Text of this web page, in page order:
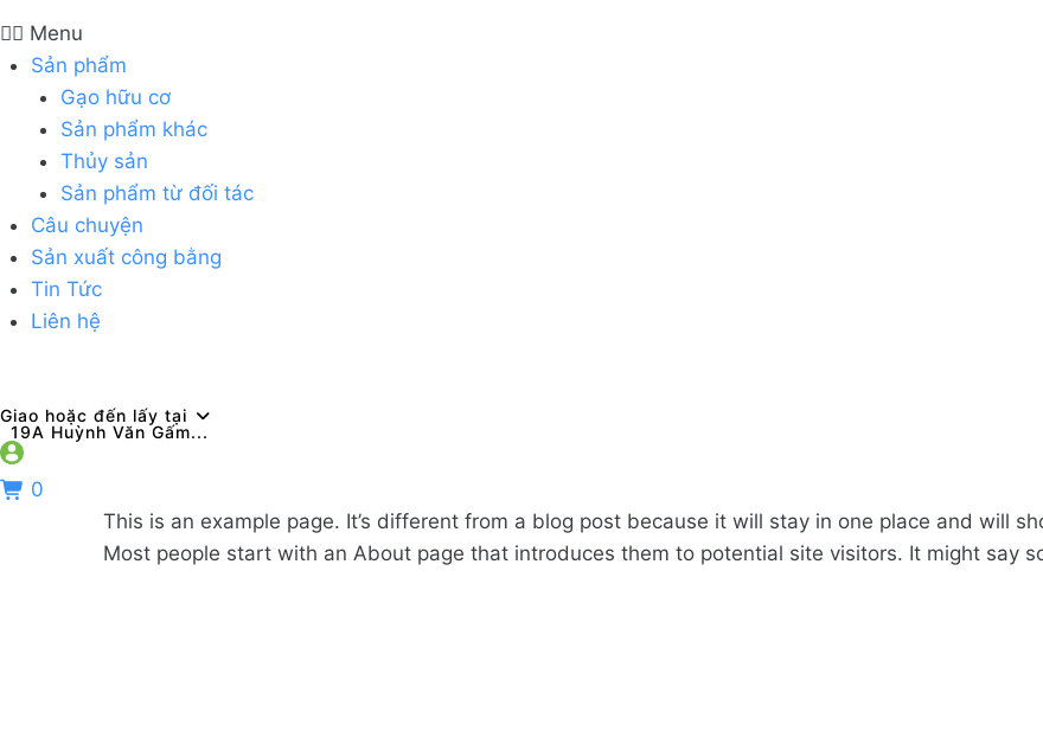
Menu
Sản phẩm
Gạo hữu cơ
Sản phẩm khác
Thủy sản
Sản phẩm từ đối tác
Câu chuyện
Sản xuất công bằng
Tin Tức
Liên hệ
Giao hoặc đến lấy tại
19A Huỳnh Văn Gấm...
0
This is an example page. It’s different from a blog post because it will stay in one place and will
Most people start with an About page that introduces them to potential site visitors. It might say